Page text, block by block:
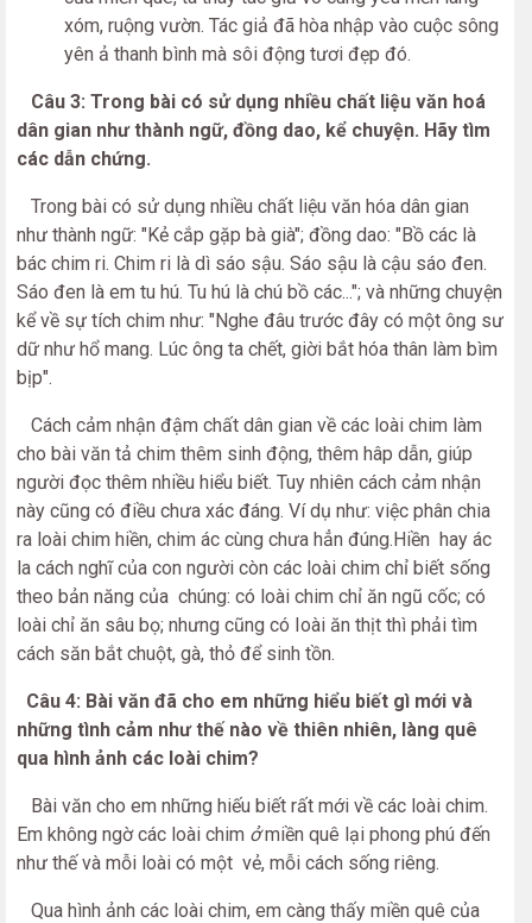
xóm, ruộng vườn. Tác giả đã hòa nhập vào cuộc sông
yên ả thanh bình mà sôi động tươi đẹp đó.
Câu 3: Trong bài có sử dụng nhiều chất liệu văn hoá
dân gian như thành ngữ, đồng dao, kể chuyện. Hãy tìm
các dẫn chứng.
Trong bài có sử dụng nhiều chất liệu văn hóa dân gian
như thành ngữ: "Kẻ cắp gặp bà già"; đồng dao: "Bồ các là
bác chim ri. Chim ri là dì sáo sậu. Sáo sậu là cậu sáo đen.
Sáo đen là em tu hú. Tu hú là chú bồ các..."; và những chuyện
kể về sự tích chim như: "Nghe đâu trước đây có một ông sư
dữ như hổ mang. Lúc ông ta chết, giời bắt hóa thân làm bìm
bịp".
Cách cảm nhận đậm chất dân gian về các loài chim làm
cho bài văn tả chim thêm sinh động, thêm hâp dẫn, giúp
người đọc thêm nhiều hiểu biết. Tuy nhiên cách cảm nhận
này cũng có điều chưa xác đáng. Ví dụ như: việc phân chia
ra loài chim hiền, chim ác cùng chưa hẳn đúng.Hiền hay ác
la cách nghĩ của con người còn các loài chim chỉ biết sống
theo bản năng của chúng: có loài chim chỉ ăn ngũ cốc; có
loài chỉ ăn sâu bọ; nhưng cũng có Ioài ăn thịt thì phải tìm
cách săn bắt chuột, gà, thỏ để sinh tồn.
Câu 4: Bài văn đã cho em những hiểu biết gì mới và
những tình cảm như thế nào về thiên nhiên, làng quê
qua hình ảnh các loài chim?
Bài văn cho em những hiếu biết rất mới về các loài chim.
Em không ngờ các loài chim ởmiền quê lại phong phú đến
như thế và mỗi loài có một vẻ, mỗi cách sống riêng.
Qua hình ảnh các loài chim, em càng thấy miền quê của